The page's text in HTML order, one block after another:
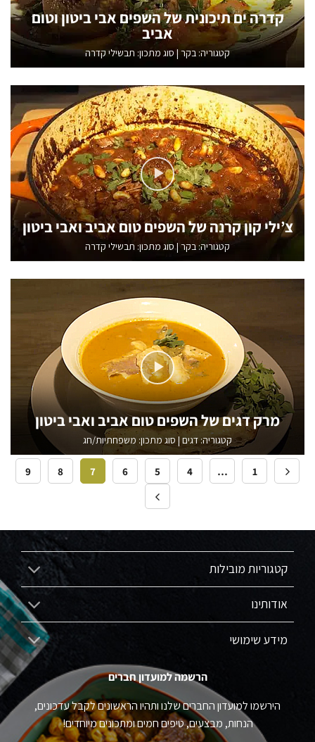
קדרה ים תיכונית של השפים אבי ביטון וטום
אביב
קטגוריה: בקר | סוג מתכון: תבשילי קדרה
צ’ילי קון קרנה של השפים טום אביב ואבי ביטון
קטגוריה:בקר | סוג מתכון: תבשילי קדרה
מרק דגים של השפים טום אביב ואבי ביטון
קטגוריה:דגים | סוג מתכון: משפחתיות/חג
1
…
4
5
6
7
8
9
קטגוריות מובילות
אודותינו
מידע שימושי
הרשמה למועדון חברים
הירשמו למועדון החברים שלנו ותהיו הראשונים לקבל עדכונים,
הנחות, מבצעים, טיפים חמים ומתכונים מיוחדים!